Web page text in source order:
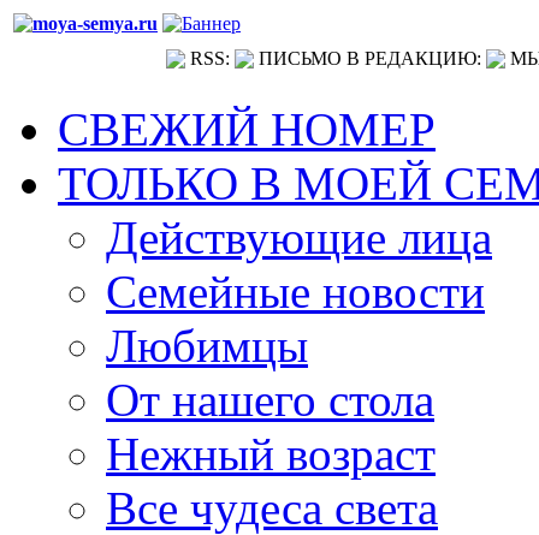
RSS: ПИСЬМО В РЕДАКЦИЮ:
СВЕЖИЙ НОМЕР
ТОЛЬКО В МОЕЙ
Действующие лица
Семейные новости
Любимцы
От нашего стола
Нежный возраст
Все чудеса света